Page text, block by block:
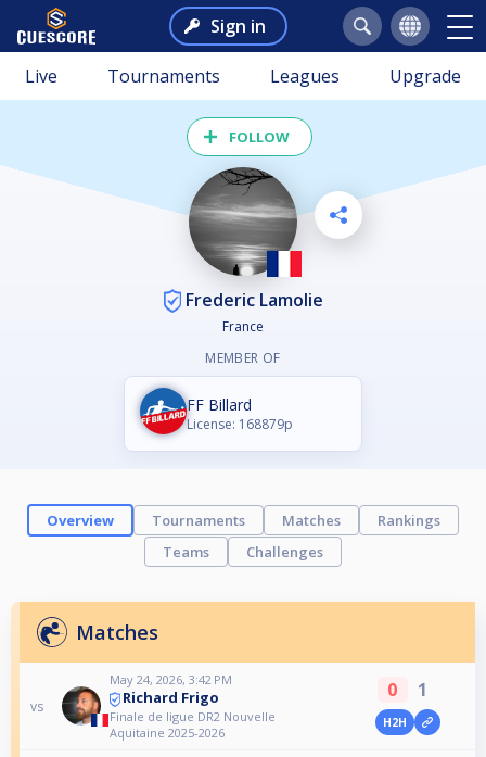
Sign in
Live Tournaments Leagues Upgrade
FOLLOW
Frederic Lamolie
France
MEMBER OF
FF Billard
License: 168879p
Overview Tournaments Matches
Rankings
Teams
Challenges
Matches
vs
May 24, 2026, 3:42 PM
Richard Frigo
Finale de ligue DR2 Nouvelle
Aquitaine 2025-2026
0 1
H2H